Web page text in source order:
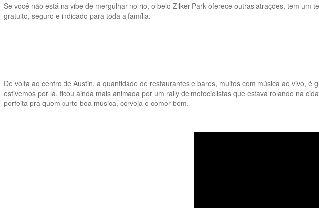
Se você não está na vibe de mergulhar no rio, o belo Zilker Park oferece outras atrações, tem
gratuito, seguro e indicado para toda a família.
De volta ao centro de Austin, a quantidade de restaurantes e bares, muitos com música ao vivo,
estivemos por lá, ficou ainda mais animada por um rally de motociclistas que estava rolando na
perfeita pra quem curte boa música, cerveja e comer bem.